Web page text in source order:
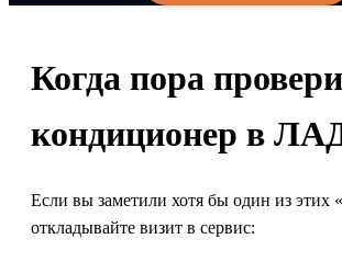
Когда пора
кондиционер в
Если вы заметили хотя бы один из этих
откладывайте визит в сервис: